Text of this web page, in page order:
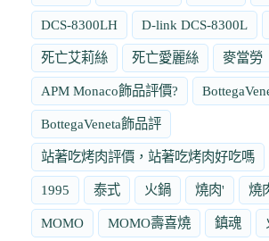
DCS-8300LH D-link DCS-8300L
死亡艾莉絲 死亡愛麗絲 麥當勞
APM Monaco飾品評價?
BottegaVeneta飾品評
站著吃烤肉評價，站著吃烤肉好吃嗎
1995 泰式 火鍋 燒肉' 燒
MOMO MOMO壽喜燒 鎮魂